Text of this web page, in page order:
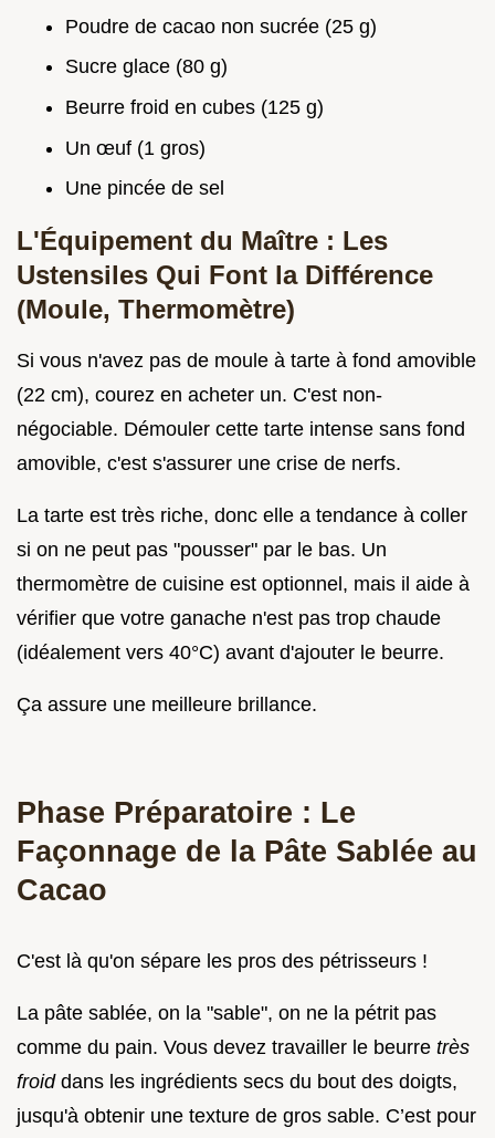
Poudre de cacao non sucrée (25 g)
Sucre glace (80 g)
Beurre froid en cubes (125 g)
Un œuf (1 gros)
Une pincée de sel
L'Équipement du Maître : Les
Ustensiles Qui Font la Différence
(Moule, Thermomètre)
Si vous n'avez pas de moule à tarte à fond amovible
(22 cm), courez en acheter un. C'est non-
négociable. Démouler cette tarte intense sans fond
amovible, c'est s'assurer une crise de nerfs.
La tarte est très riche, donc elle a tendance à coller
si on ne peut pas "pousser" par le bas. Un
thermomètre de cuisine est optionnel, mais il aide à
vérifier que votre ganache n'est pas trop chaude
(idéalement vers 40°C) avant d'ajouter le beurre.
Ça assure une meilleure brillance.
Phase Préparatoire : Le
Façonnage de la Pâte Sablée au
Cacao
C'est là qu'on sépare les pros des pétrisseurs !
La pâte sablée, on la "sable", on ne la pétrit pas
comme du pain. Vous devez travailler le beurre très
froid dans les ingrédients secs du bout des doigts,
jusqu'à obtenir une texture de gros sable. C’est pour